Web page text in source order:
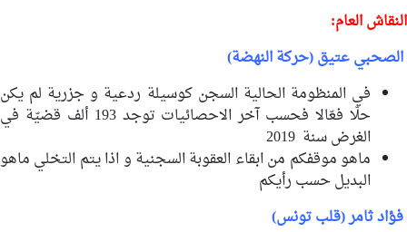
النقاش العام:
الصحبي عتيق (حركة النهضة)
في المنظومة الحالية السجن كوسيلة ردعية و جزرية لم يكن
حلّا فعّالا فحسب آخر الاحصائيات توجد 193 ألف قضيّة في
الغرض سنة 2019
ماهو موقفكم من ابقاء العقوبة السجنية و اذا يتم التخلي ماهو
البديل حسب رأيكم
فؤاد ثامر (قلب تونس)